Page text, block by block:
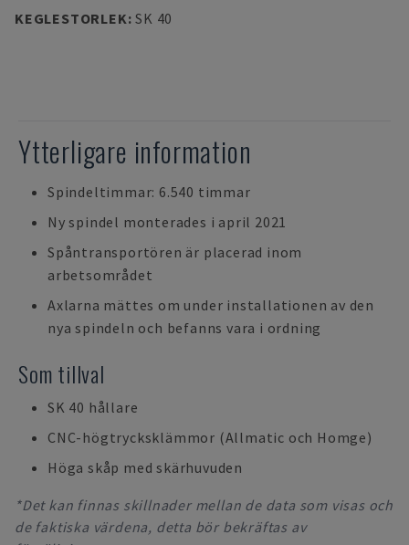
KEGLESTORLEK:SK 40
Ytterligare information
Spindeltimmar: 6.540 timmar
Ny spindel monterades i april 2021
Spåntransportören är placerad inom
arbetsområdet
Axlarna mättes om under installationen av den
nya spindeln och befanns vara i ordning
Som tillval
SK 40 hållare
CNC-högtrycksklämmor (Allmatic och Homge)
Höga skåp med skärhuvuden
*Det kan finnas skillnader mellan de data som visas och
de faktiska värdena, detta bör bekräftas av